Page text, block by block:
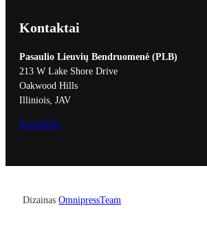
Kontaktai
Pasaulio Lieuvių Bendruomenė (PLB)
213 W Lake Shore Drive
Oakwood Hills
Illiniois, JAV
Susisiekite
Dizainas OmnipressTeam